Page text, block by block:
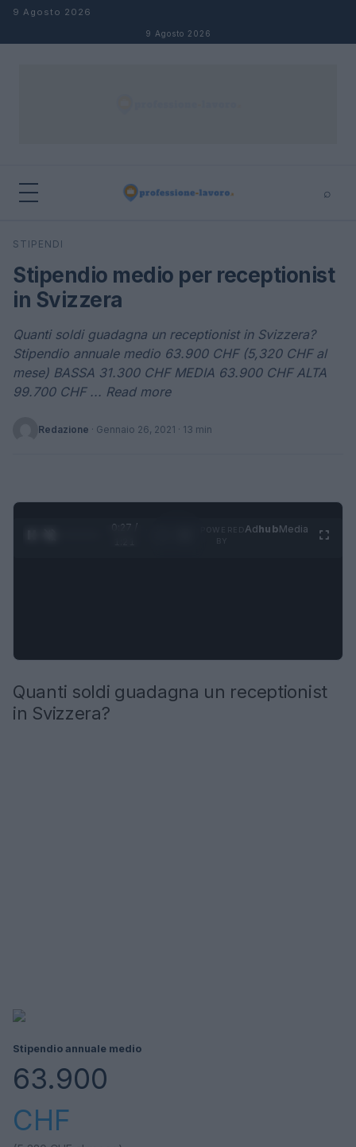
Salta al contenuto
9 Agosto 2026
9 Agosto 2026
⌕
Cerca
STIPENDI
Stipendio medio per receptionist
in Svizzera
Quanti soldi guadagna un receptionist in Svizzera?
Stipendio annuale medio 63.900 CHF (5,320 CHF al
mese) BASSA 31.300 CHF MEDIA 63.900 CHF ALTA
99.700 CHF ... Read more
Redazione · Gennaio 26, 2021 · 13 min
0:28 /
AdhubMedia
Quanti soldi guadagna un receptionist
in Svizzera?
Stipendio annuale medio
63.900
CHF